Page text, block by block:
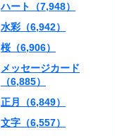
ハート（7,948）
水彩（6,942）
桜（6,906）
メッセージカード
（6,885）
正月（6,849）
文字（6,557）